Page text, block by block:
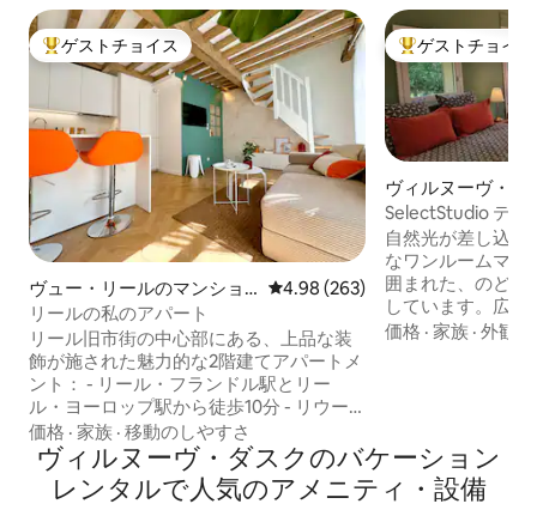
大好評のゲストチョイスです。
ゲストチョイス
ヴュー・リールのマンショ
ン・アパート
レビュー263件、5つ星中4.98つ
4.98 (263)
リールの私のアパート
リール旧市街の中心部にある、上品な装
飾が施された魅力的な2階建てアパートメ
ント： - リール・フランドル駅とリー
ル・ヨーロップ駅から徒歩10分 - リウー
ル地下鉄駅またはリール・フランドル地
下鉄駅から徒歩10分 - グラン・プラスか
ら徒歩5分 - リール・ゼニスから
1.5km（徒歩20分） - ヴィルヌーヴ・ダス
価格 · 家族 · 移動のしやすさ
大好評のゲスト
ゲストチョイス
ヴィルヌーヴ・ダ
ィラ
SelectStudio テ
ム
自然光が差し込
なワンルームマン
囲まれた、のどか
しています。広
位置し、片側には
スルーム、トイ
の専用テラス。独
価格 ·家族 ·外観
ヴィルヌーヴ・ダスクのバケーション
レンタルで人気のアメニティ・設備